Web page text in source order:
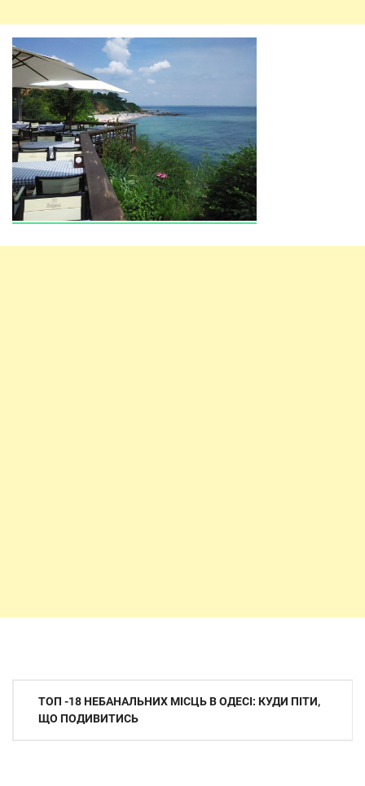
Навігація
записів
ТОП -18 НЕБАНАЛЬНИХ МІСЦЬ В ОДЕСІ: КУДИ ПІТИ,
ЩО ПОДИВИТИСЬ